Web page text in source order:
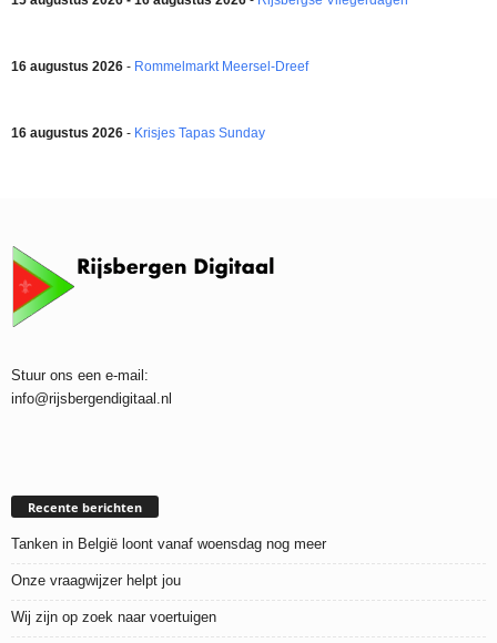
16 augustus 2026 - Rommelmarkt Meersel-Dreef
16 augustus 2026 - Krisjes Tapas Sunday
Stuur ons een e-mail:
info@rijsbergendigitaal.nl
Recente berichten
Tanken in België loont vanaf woensdag nog meer
Onze vraagwijzer helpt jou
Wij zijn op zoek naar voertuigen